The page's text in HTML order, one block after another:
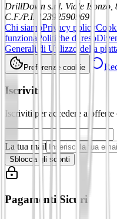
DrillDown s.r.l. Viale Isonzo,
C.F./P.I. 12392590969
Chi siamoPrivacy policy
funziona Politiche di reso
Generali di Utilizzo della
Preferenze cookie
Iscriviti
Iscriviti per accedere a offerte
La tua mail
Sblocca gli sconti
Pagamenti Sicuri